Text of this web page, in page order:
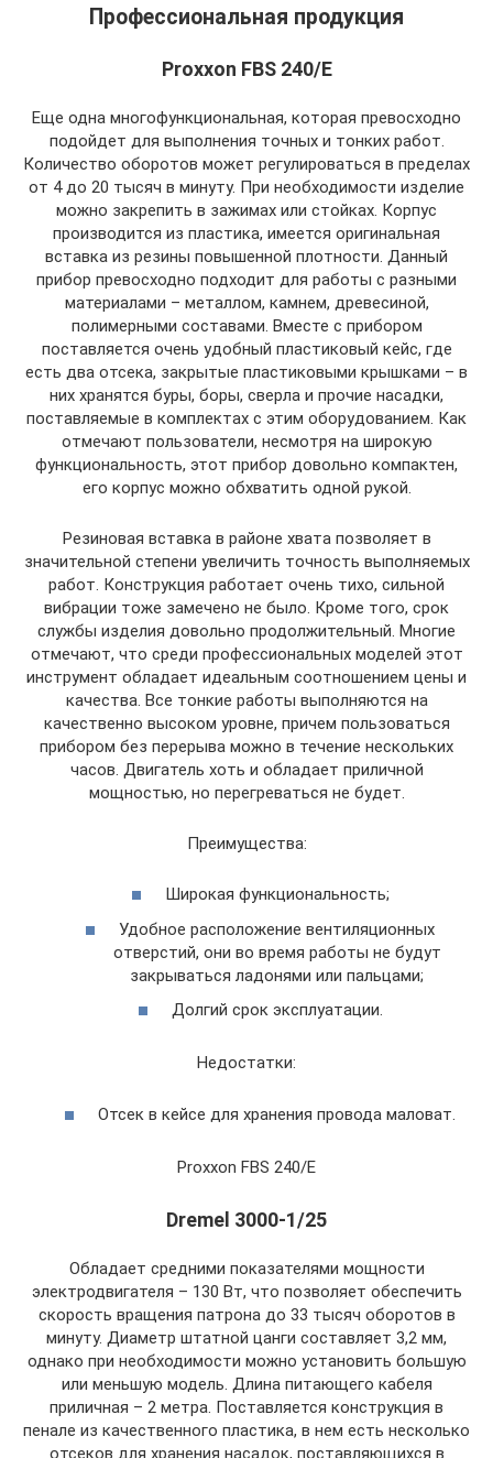
Профессиональная продукция
Proxxon FBS 240/E
Еще одна многофункциональная, которая превосходно
подойдет для выполнения точных и тонких работ.
Количество оборотов может регулироваться в пределах
от 4 до 20 тысяч в минуту. При необходимости изделие
можно закрепить в зажимах или стойках. Корпус
производится из пластика, имеется оригинальная
вставка из резины повышенной плотности. Данный
прибор превосходно подходит для работы с разными
материалами – металлом, камнем, древесиной,
полимерными составами. Вместе с прибором
поставляется очень удобный пластиковый кейс, где
есть два отсека, закрытые пластиковыми крышками – в
них хранятся буры, боры, сверла и прочие насадки,
поставляемые в комплектах с этим оборудованием. Как
отмечают пользователи, несмотря на широкую
функциональность, этот прибор довольно компактен,
его корпус можно обхватить одной рукой.
Резиновая вставка в районе хвата позволяет в
значительной степени увеличить точность выполняемых
работ. Конструкция работает очень тихо, сильной
вибрации тоже замечено не было. Кроме того, срок
службы изделия довольно продолжительный. Многие
отмечают, что среди профессиональных моделей этот
инструмент обладает идеальным соотношением цены и
качества. Все тонкие работы выполняются на
качественно высоком уровне, причем пользоваться
прибором без перерыва можно в течение нескольких
часов. Двигатель хоть и обладает приличной
мощностью, но перегреваться не будет.
Преимущества:
Широкая функциональность;
Удобное расположение вентиляционных
отверстий, они во время работы не будут
закрываться ладонями или пальцами;
Долгий срок эксплуатации.
Недостатки:
Отсек в кейсе для хранения провода маловат.
Proxxon FBS 240/E
Dremel 3000-1/25
Обладает средними показателями мощности
электродвигателя – 130 Вт, что позволяет обеспечить
скорость вращения патрона до 33 тысяч оборотов в
минуту. Диаметр штатной цанги составляет 3,2 мм,
однако при необходимости можно установить большую
или меньшую модель. Длина питающего кабеля
приличная – 2 метра. Поставляется конструкция в
пенале из качественного пластика, в нем есть несколько
отсеков для хранения насадок, поставляющихся в